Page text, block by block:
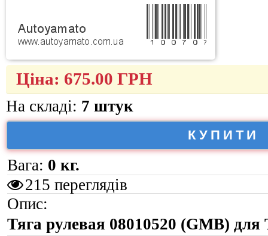
Ціна: 675.00 ГРН
На складі: 7 штук
КУПИТИ
Вага: 0 кг.
215 переглядів
Опис:
Тяга рулевая 08010520 (GMB) для